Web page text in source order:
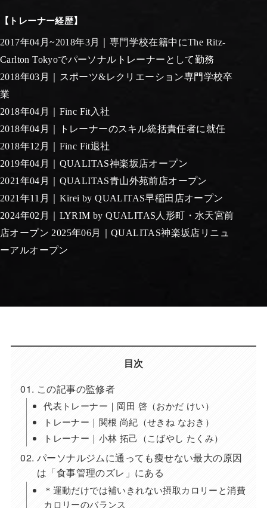
【トレーナー経歴】
2017年04月~2018年3月｜専門学校在籍中にThe Ritz-
Carlton Tokyoでパーソナルトレーナーとして勤務
2018年03月｜スポーツ&レクリエーション専門学校卒
業
2018年04月｜Finc Fit入社
2018年04月｜トレーナーのスキル統括責任者に就任
2018年12月｜Finc Fit退社
2019年04月｜QUALITAS神楽坂店オープン
2021年04月｜QUALITAS青山外苑前店オープン
2021年11月｜Kirei by QUALITAS早稲田店オープン
2024年02月｜LYRIM by QUALITAS人形町・水天宮前
店オープン 2025年06月｜QUALITAS神楽坂店リニュ
ーアルオープン
目次
この記事の監修者
代表トレーナー｜岡田 啓（おかだ けい）
トレーナー｜関根 尚紀（せきね なおき）
トレーナー｜小林 拓己（こばやし たくみ）
パーソナルジムに通っても痩せない最大の原因
は「食事管理のズレ」にある
＊運動だけでは補いきれない摂取カロリーと消費
カロリーのバランス